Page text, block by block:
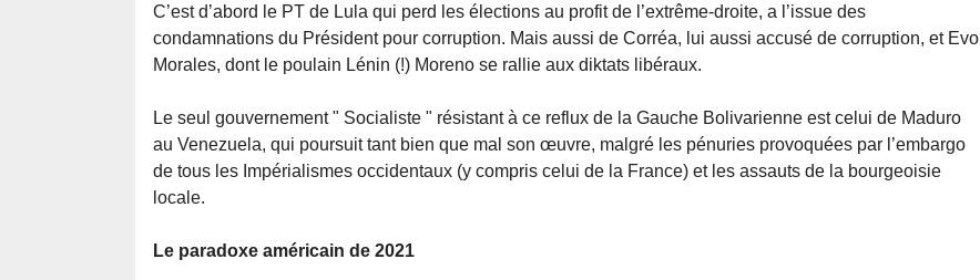
C’est d’abord le PT de Lula qui perd les élections au profit de l’extrême-droite, a l’issue des
condamnations du Président pour corruption. Mais aussi de Corréa, lui aussi accusé de corruption, et Evo
Morales, dont le poulain Lénin (!) Moreno se rallie aux diktats libéraux.
Le seul gouvernement " Socialiste " résistant à ce reflux de la Gauche Bolivarienne est celui de Maduro
au Venezuela, qui poursuit tant bien que mal son œuvre, malgré les pénuries provoquées par l’embargo
de tous les Impérialismes occidentaux (y compris celui de la France) et les assauts de la bourgeoisie
locale.
Le paradoxe américain de 2021